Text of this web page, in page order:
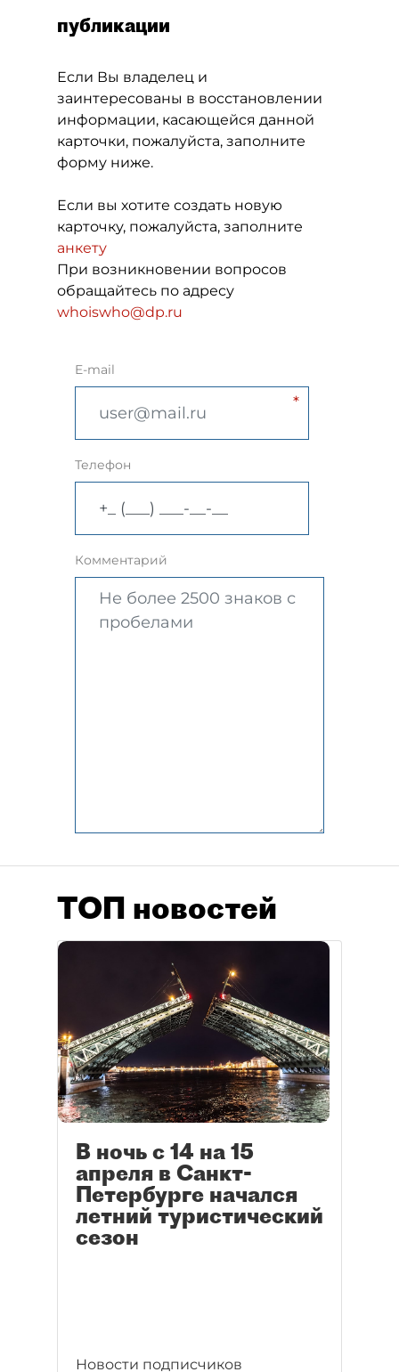
публикации
Если Вы владелец и
заинтересованы в восстановлении
информации, касающейся данной
карточки, пожалуйста, заполните
форму ниже.
Если вы хотите создать новую
карточку, пожалуйста, заполните
анкету
При возникновении вопросов
обращайтесь по адресу
whoiswho@dp.ru
E-mail
Телефон
Комментарий
ТОП новостей
В ночь с 14 на 15
апреля в Санкт-
Петербурге начался
летний туристический
сезон
Новости подписчиков